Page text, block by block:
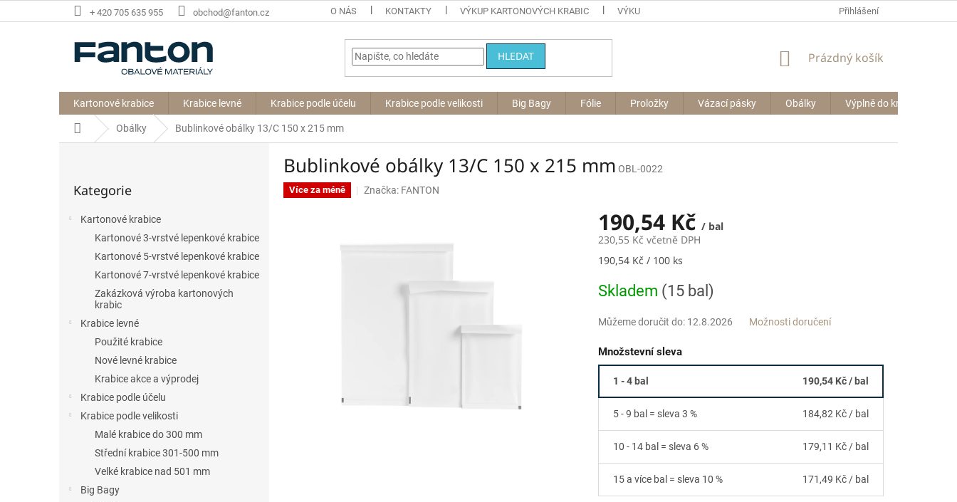
na
+ 420 705 635 955 obchod@fanton.cz O NÁS KONTAKTY VÝKUP KARTONOVÝCH KRABIC VÝKUP BIG BAGŮ Přihlášení
HLEDAT
NÁKUPNÍ
Prázdný košík
Kartonové krabice Krabice levné Krabice podle účelu Krabice podle velikosti Big Bagy Fólie Proložky Vázací pásky Obálky Výplně do krabic
Domů Obálky Bublinkové obálky 13/C 150 x 215 mm
kategorie
Kategorie
Kartonové krabice
Kartonové 3-vrstvé lepenkové krabice
Kartonové 5-vrstvé lepenkové krabice
Kartonové 7-vrstvé lepenkové krabice
Zakázková výroba kartonových
krabic
Krabice levné
Použité krabice
Nové levné krabice
Krabice akce a výprodej
Krabice podle účelu
Krabice podle velikosti
Malé krabice do 300 mm
Střední krabice 301-500 mm
Velké krabice nad 501 mm
Big Bagy
Bublinkové obálky 13/C 150 x 215 mm OBL-0022
Více za méně Značka: FANTON
190,54 Kč / bal
230,55 Kč včetně DPH
Měrná
190,54 Kč / 100 ks
Skladem (15 bal)
Můžeme doručit do: 12.8.2026 Možnosti doručení
Množstevní sleva
1 - 4 bal 190,54 Kč/ bal
5 - 9 bal = sleva 3 % 184,82 Kč / bal
10 - 14 bal = sleva 6 % 179,11 Kč / bal
15 a více bal = sleva 10 % 171,49 Kč / bal